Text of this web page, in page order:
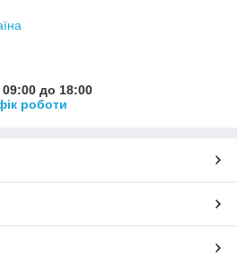
до 18:00
роботи